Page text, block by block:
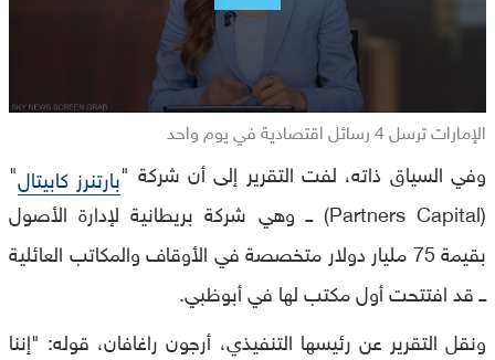
الإمارات ترسل 4 رسائل اقتصادية في يوم واحد
وفي السياق ذاته، لفت التقرير إلى أن شركة "بارتنرز كابيتال"
(Partners Capital) ــ وهي شركة بريطانية لإدارة الأصول
بقيمة 75 مليار دولار متخصصة في الأوقاف والمكاتب العائلية
ــ قد افتتحت أول مكتب لها في أبوظبي.
ونقل التقرير عن رئيسها التنفيذي، أرجون راغافان، قوله: "إننا